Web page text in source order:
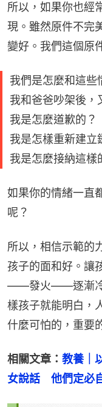
所以，如果你也經
現。雖然原件不完
變好。我們這個原
我們是怎麼和這些
我和爸爸吵架後，
我是怎麼道歉的？
我是怎樣重新建立
我是怎麼接納這樣
如果你的情緒一直
呢？
所以，相信示範的
孩子的面和好。讓
——發火——逐漸冷
樣孩子就能明白，
什麼可怕的，重要
相關文章： 教養｜
女說話　他們定必